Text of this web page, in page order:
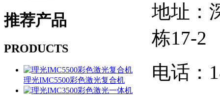
推荐产品
PRODUCTS
理光IMC5500彩色激光复合机
地址：
栋17-2
电话：